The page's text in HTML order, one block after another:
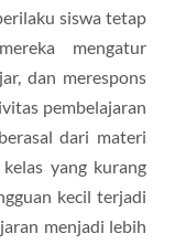
siswa tetap
mengatur
dan merespons
pembelajaran
dari materi
yang kurang
kecil terjadi
menjadi lebih